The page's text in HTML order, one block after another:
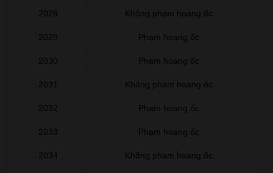
2028 Không phạm hoang ốc
2029 Phạm hoang ốc
2030 Phạm hoang ốc
2031 Không phạm hoang ốc
2032 Phạm hoang ốc
2033 Phạm hoang ốc
2034 Không phạm hoang ốc